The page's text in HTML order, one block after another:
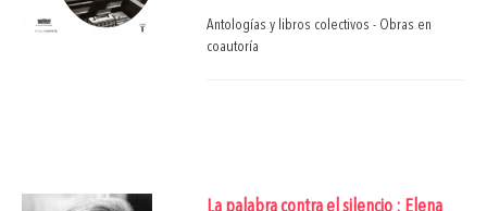
Antologías y libros colectivos - Obras en
coautoría
La palabra contra el silencio : Elena